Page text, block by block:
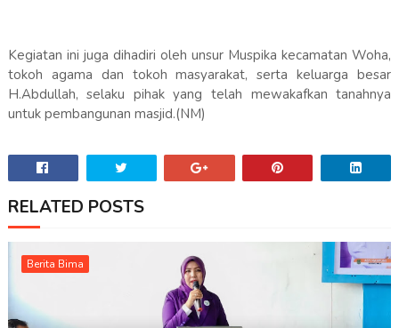
Kegiatan ini juga dihadiri oleh unsur Muspika kecamatan Woha,
tokoh agama dan tokoh masyarakat, serta keluarga besar
H.Abdullah, selaku pihak yang telah mewakafkan tanahnya
untuk pembangunan masjid.(NM)
RELATED POSTS
Berita Bima